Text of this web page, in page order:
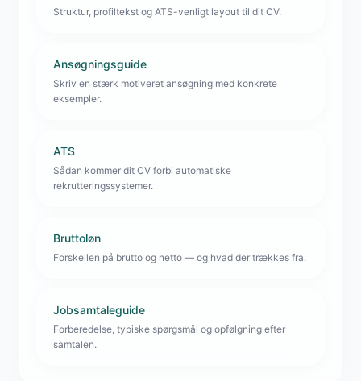
Struktur, profiltekst og ATS-venligt layout til dit CV.
Ansøgningsguide
Skriv en stærk motiveret ansøgning med konkrete
eksempler.
ATS
Sådan kommer dit CV forbi automatiske
rekrutteringssystemer.
Bruttoløn
Forskellen på brutto og netto — og hvad der trækkes fra.
Jobsamtaleguide
Forberedelse, typiske spørgsmål og opfølgning efter
samtalen.